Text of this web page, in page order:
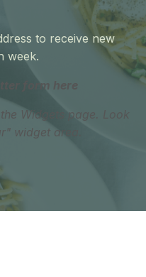
to receive new
week.
form here
Widgets page. Look
widget area.